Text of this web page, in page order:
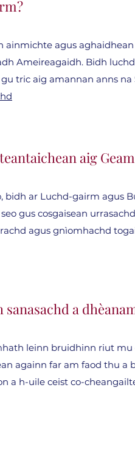
agus
Ameireagaidh. Bidh
tric aig amannan anns
aig
ar Luchd-gairm agus
gus cosgaisean
agus gnìomhachd
a
leinn bruidhinn riut
againn far am faod thu a
a h-uile ceist co-